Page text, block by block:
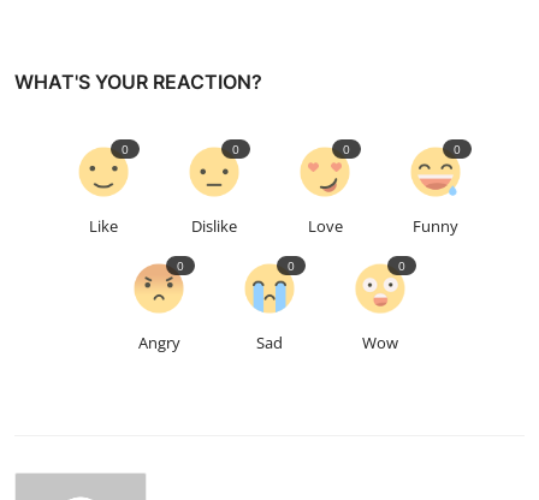
WHAT'S YOUR REACTION?
Like
0
Dislike
0
Love
0
Funny
0
Angry
0
Sad
0
Wow
0